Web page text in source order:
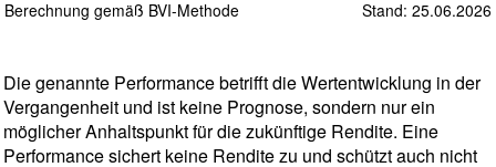
Berechnung gemäß BVI-Methode Stand: 25.06.2026
Die genannte Performance betrifft die Wertentwicklung in der
Vergangenheit und ist keine Prognose, sondern nur ein
möglicher Anhaltspunkt für die zukünftige Rendite. Eine
Performance sichert keine Rendite zu und schützt auch nicht